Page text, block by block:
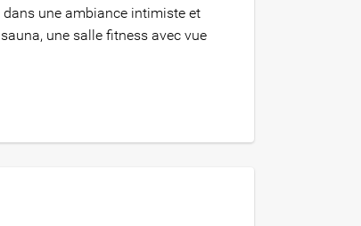
dans une ambiance intimiste et
une salle fitness avec vue